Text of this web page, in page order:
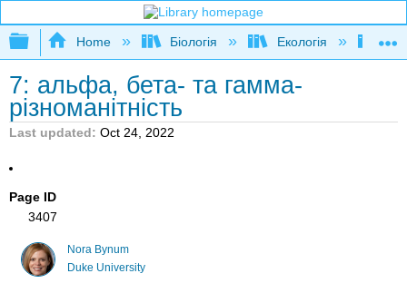
Expand/collapse global hierarchy
Home Біологія Екологія
7: альфа, бета- та гамма-
різноманітність
Last updated Oct 24, 2022
Page ID
3407
Nora Bynum
Duke University